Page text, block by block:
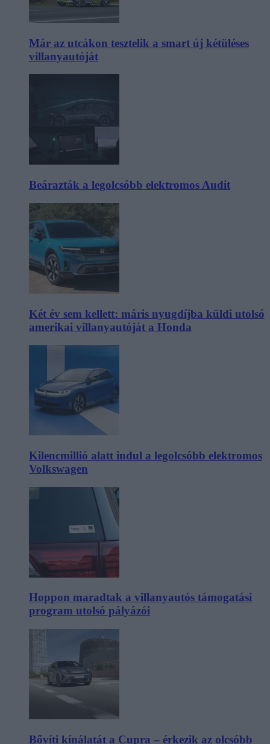
Már az utcákon tesztelik a smart új kétüléses
villanyautóját
Beárazták a legolcsóbb elektromos Audit
Két év sem kellett: máris nyugdíjba küldi utolsó
amerikai villanyautóját a Honda
Kilencmillió alatt indul a legolcsóbb elektromos
Volkswagen
Hoppon maradtak a villanyautós támogatási
program utolsó pályázói
Bővíti kínálatát a Cupra – érkezik az olcsóbb